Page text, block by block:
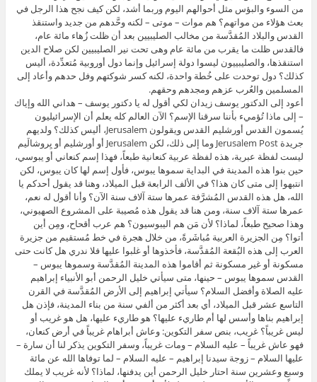
من السوء والبؤس مثل أحوالهم اليوم وربما أشد، لكن كيف نجح هذا الرجل في
بعث هؤلاء من مواتهم؟ هم موات – موتى – لكنه وحَّدهم من جديد واستنقذ
القدس والبلاد المُقدَّسة من مخالب الصليبيين بعد أن ظلت زُهاء مائة عام،
فالقدس ظلت ما يقرب من مائة عام وهى تحت نير الصليبيين لكن صلاح الدين
استنقذها، والصليبييون ليسوا دولة إسرائيل وإنما دول أوروبية مُتعدِّدة، أليس
كذلك؟ دول توحدت على خُطة واحدة، لكنه كسر شوكتهم وفل حدهم وأعاد إلى
المسلمين والعُرب عزهم ومجدهم وحقهم.
أعود إلى الدكتور يوسف زيدان لكي أقول له يا دكتور يوسف – هداني الله وإياك
– إلى ماذا تُؤميء بأننا سرقنا الإسم؟ الآن العالم كله يعلم أن الإسرائيليون
يُسمون القدس أورشليم القدس ويقولون Jerusalem، أليس كذلك؟ ولديهم
جريدة Jerusalem Post وما إلى ذلك، لكن Jerusalem أو أورشليم أو يِروشالَيم
ليست لفظة عبرية، هذه لفظة عربية كنعانية طبعاً، فهذا إسم كنعاني أو يبوسي،
حين بنوا هذه المدينة في البداية سموها يبوس، فأول إسم لها كان يبوس، لكن
انتبهوا إلى متى كان هذا؟ في الألف الرابعة قبل الميلاد، وهنا قد يقول أحدكم يا
الله، هل هذه القدس المُشرَّفة عمرها ستة آلاف سنة الآن؟ وأنا أقول له نعم،
عمرها ستة آلاف سنة، ومن هنا قد يقول هذه مُصيبة على المشروع الصهيوني،
وهذا صحيح طبعاً، لماذا؟ لأن مَن هم اليبوسيون؟ هم عرب أقحاح، ومِن أين
أتوا؟ مِن الجزيرة العربية مُباشَرةً، من خلال هجرة في خط مُستقيم من جزيرة
العرب إلى هذه البُقعة المُقدَّسة، فأخذوها أو غلبوا عليها فلا ندري هل كانت حتى
مسكونة أو غير مسكونة ثم أقاموا هذه المدينة المُقدَّسة وسموها يبوس –
القدس سموها يبوس – حينها، متى سيأتي خليل الرحمن أبو الأنبياء إبراهيم
عليه الصلاة وأفضل السلام؟ سيأتي إبراهيم إلى الأرض المُقدَّسة في القرن
التاسع عشر قبل الميلاد، أي بعد أكثر من ألفي سنة من بناء المدينة، فإذن هل
إبراهيم بناها وأسس لها أم طاريء عليها؟ هو طاريء عليها، هل هو غريب أو
ليس غريباً؟ غريب، بنص سفر التكوين: وعاش أبراهام غريباً في أرض كنعان،
فهو عاش غريباً – عليه السلام – ومات غريباً، وسفر التكوين يذكر لنا أن سارة –
عليها السلام – زوجة سيدنا إبراهيم – عليه السلام – لما توفاها الله عن مائة
وسبع وعشرين سنة احتار خليل الرحمن أين يدفنها، لماذا؟ لأنه غريب لا يملك